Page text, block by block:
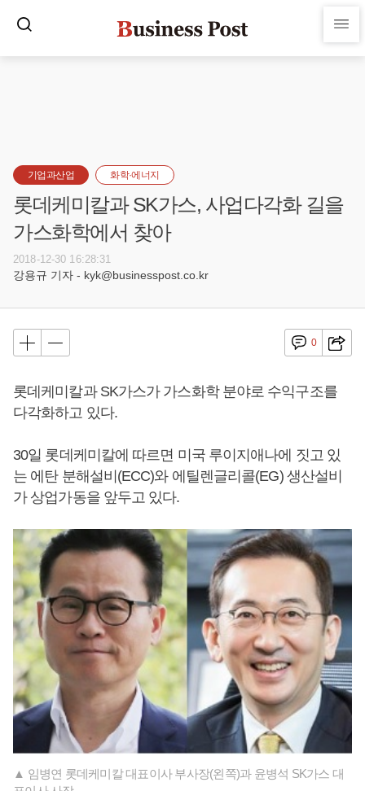
기업과산업 화학·에너지
롯데케미칼과 SK가스, 사업다각화 길을
가스화학에서 찾아
2018-12-30 16:28:31
강용규 기자 - kyk@businesspost.co.kr
0
롯데케미칼과 SK가스가 가스화학 분야로 수익구조를
다각화하고 있다.
30일 롯데케미칼에 따르면 미국 루이지애나에 짓고 있
는 에탄 분해설비(ECC)와 에틸렌글리콜(EG) 생산설비
가 상업가동을 앞두고 있다.
▲ 임병연 롯데케미칼 대표이사 부사장(왼쪽)과 윤병석 SK가스 대